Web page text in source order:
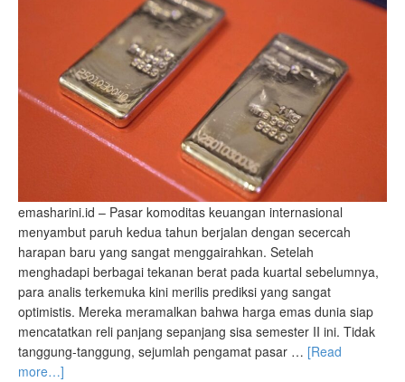
emasharini.id – Pasar komoditas keuangan internasional
menyambut paruh kedua tahun berjalan dengan secercah
harapan baru yang sangat menggairahkan. Setelah
menghadapi berbagai tekanan berat pada kuartal sebelumnya,
para analis terkemuka kini merilis prediksi yang sangat
optimistis. Mereka meramalkan bahwa harga emas dunia siap
mencatatkan reli panjang sepanjang sisa semester II ini. Tidak
tanggung-tanggung, sejumlah pengamat pasar … [Read
more…]